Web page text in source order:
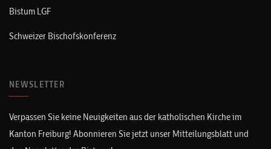
Bistum LGF
Schweizer Bischofskonferenz
NEWSLETTER
Verpassen Sie keine Neuigkeiten aus der katholischen Kirche im
Kanton Freiburg! Abonnieren Sie jetzt unser Mitteilungsblatt und